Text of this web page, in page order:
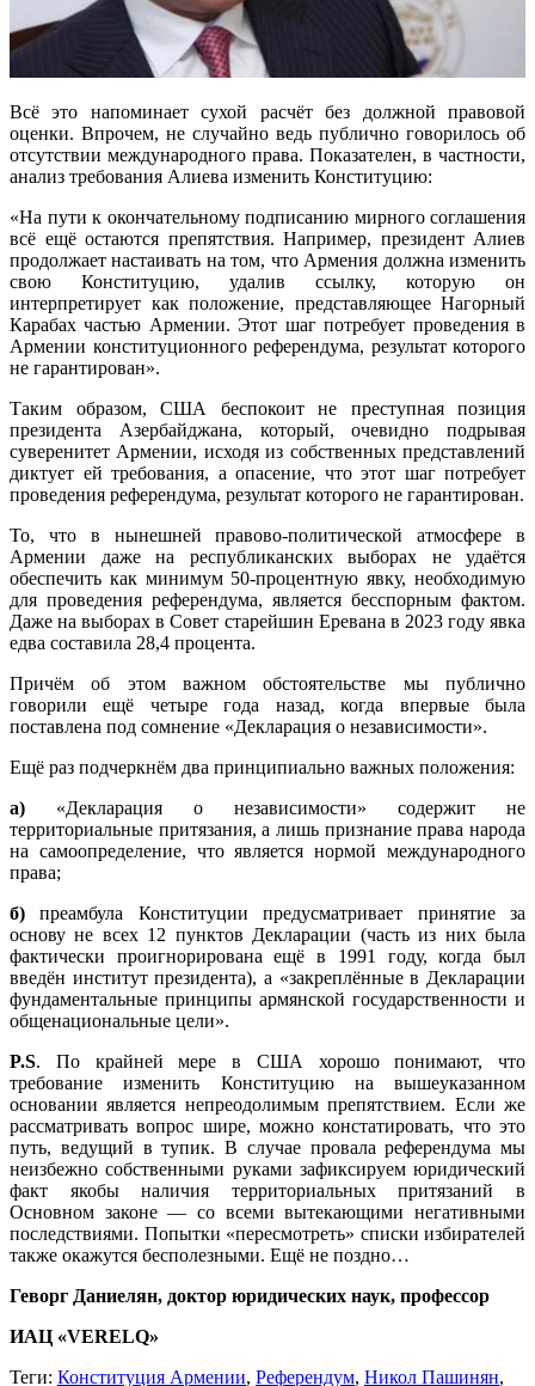
Всё это напоминает сухой расчёт без должной правовой
оценки. Впрочем, не случайно ведь публично говорилось об
отсутствии международного права. Показателен, в частности,
анализ требования Алиева изменить Конституцию:
«На пути к окончательному подписанию мирного соглашения
всё ещё остаются препятствия. Например, президент Алиев
продолжает настаивать на том, что Армения должна изменить
свою Конституцию, удалив ссылку, которую он
интерпретирует как положение, представляющее Нагорный
Карабах частью Армении. Этот шаг потребует проведения в
Армении конституционного референдума, результат которого
не гарантирован».
Таким образом, США беспокоит не преступная позиция
президента Азербайджана, который, очевидно подрывая
суверенитет Армении, исходя из собственных представлений
диктует ей требования, а опасение, что этот шаг потребует
проведения референдума, результат которого не гарантирован.
То, что в нынешней правово-политической атмосфере в
Армении даже на республиканских выборах не удаётся
обеспечить как минимум 50-процентную явку, необходимую
для проведения референдума, является бесспорным фактом.
Даже на выборах в Совет старейшин Еревана в 2023 году явка
едва составила 28,4 процента.
Причём об этом важном обстоятельстве мы публично
говорили ещё четыре года назад, когда впервые была
поставлена под сомнение «Декларация о независимости».
Ещё раз подчеркнём два принципиально важных положения:
а) «Декларация о независимости» содержит не
территориальные притязания, а лишь признание права народа
на самоопределение, что является нормой международного
права;
б) преамбула Конституции предусматривает принятие за
основу не всех 12 пунктов Декларации (часть из них была
фактически проигнорирована ещё в 1991 году, когда был
введён институт президента), а «закреплённые в Декларации
фундаментальные принципы армянской государственности и
общенациональные цели».
P.S. По крайней мере в США хорошо понимают, что
требование изменить Конституцию на вышеуказанном
основании является непреодолимым препятствием. Если же
рассматривать вопрос шире, можно констатировать, что это
путь, ведущий в тупик. В случае провала референдума мы
неизбежно собственными руками зафиксируем юридический
факт якобы наличия территориальных притязаний в
Основном законе — со всеми вытекающими негативными
последствиями. Попытки «пересмотреть» списки избирателей
также окажутся бесполезными. Ещё не поздно…
Геворг Даниелян, доктор юридических наук, профессор
ИАЦ «VERELQ»
Теги: Конституция Армении, Референдум, Никол Пашинян,